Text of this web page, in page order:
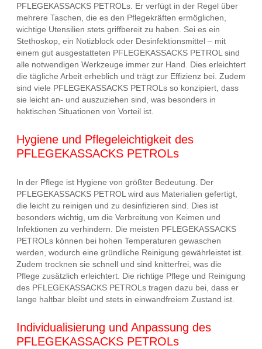
PFLEGEKASSACKS PETROLs. Er verfügt in der Regel über
mehrere Taschen, die es den Pflegekräften ermöglichen,
wichtige Utensilien stets griffbereit zu haben. Sei es ein
Stethoskop, ein Notizblock oder Desinfektionsmittel – mit
einem gut ausgestatteten PFLEGEKASSACKS PETROL sind
alle notwendigen Werkzeuge immer zur Hand. Dies erleichtert
die tägliche Arbeit erheblich und trägt zur Effizienz bei. Zudem
sind viele PFLEGEKASSACKS PETROLs so konzipiert, dass
sie leicht an- und auszuziehen sind, was besonders in
hektischen Situationen von Vorteil ist.
Hygiene und Pflegeleichtigkeit des
PFLEGEKASSACKS PETROLs
In der Pflege ist Hygiene von größter Bedeutung. Der
PFLEGEKASSACKS PETROL wird aus Materialien gefertigt,
die leicht zu reinigen und zu desinfizieren sind. Dies ist
besonders wichtig, um die Verbreitung von Keimen und
Infektionen zu verhindern. Die meisten PFLEGEKASSACKS
PETROLs können bei hohen Temperaturen gewaschen
werden, wodurch eine gründliche Reinigung gewährleistet ist.
Zudem trocknen sie schnell und sind knitterfrei, was die
Pflege zusätzlich erleichtert. Die richtige Pflege und Reinigung
des PFLEGEKASSACKS PETROLs tragen dazu bei, dass er
lange haltbar bleibt und stets in einwandfreiem Zustand ist.
Individualisierung und Anpassung des
PFLEGEKASSACKS PETROLs